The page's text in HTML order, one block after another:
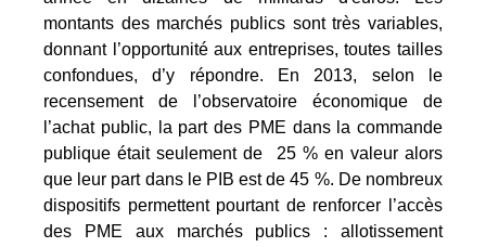
montants des marchés publics sont très variables,
donnant l’opportunité aux entreprises, toutes tailles
confondues, d’y répondre. En 2013, selon le
recensement de l’observatoire économique de
l’achat public, la part des PME dans la commande
publique était seulement de 25 % en valeur alors
que leur part dans le PIB est de 45 %. De nombreux
dispositifs permettent pourtant de renforcer l’accès
des PME aux marchés publics : allotissement